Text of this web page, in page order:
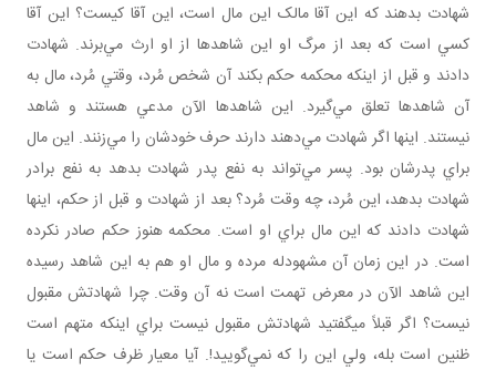
شهادت بدهند که اين آقا مالک اين مال است، اين آقا کيست؟ اين آقا
کسي است که بعد از مرگ او اين شاهدها از او ارث مي‌برند. شهادت
دادند و قبل از اينکه محکمه حکم بکند آن شخص مُرد، وقتي مُرد، مال به
آن شاهدها تعلق مي‌گيرد. اين شاهدها الآن مدعي‌ هستند و شاهد
نيستند. اينها اگر شهادت مي‌دهند دارند حرف خودشان را مي‌زنند. اين مال
براي پدرشان بود. پسر مي‌تواند به نفع پدر شهادت بدهد به نفع برادر
شهادت بدهد، اين مُرد، چه وقت مُرد؟ بعد از شهادت و قبل از حکم، اينها
شهادت دادند که اين مال براي او است. محکمه هنوز حکم صادر نکرده
است. در اين زمان آن مشهودله مرده و مال او هم به اين شاهد رسيده
اين شاهد الآن در معرض تهمت است نه آن وقت. چرا شهادتش مقبول
نيست؟ اگر قبلاً می­گفتيد شهادتش مقبول نيست براي اينکه متهم است
ظنين است بله، ولي اين را که نمي‌گوييد!. آيا معيار ظرف حکم است يا